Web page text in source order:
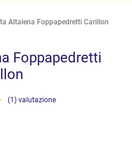
Altalena Foppapedretti Carillon
Foppapedretti
(1) valutazione